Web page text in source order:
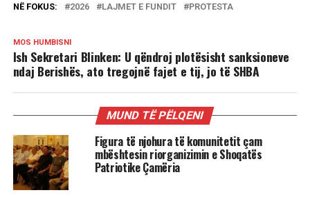
NË FOKUS: 2026 LAJMET E FUNDIT PROTESTA
MOS HUMBISNI
Ish Sekretari Blinken: U qëndroj plotësisht sanksioneve
ndaj Berishës, ato tregojnë fajet e tij, jo të SHBA
MUND TË PËLQENI
Figura të njohura të komunitetit çam
mbështesin riorganizimin e Shoqatës
Patriotike Çamëria